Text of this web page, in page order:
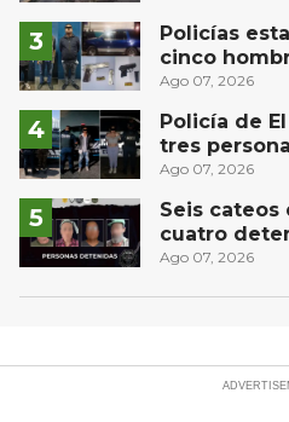
Policías
cinco
Puebla
Ago 07, 2026
Policía de
tres
narcóticos
Ago 07, 2026
Seis cateos
cuatro
dosis
Ago 07, 2026